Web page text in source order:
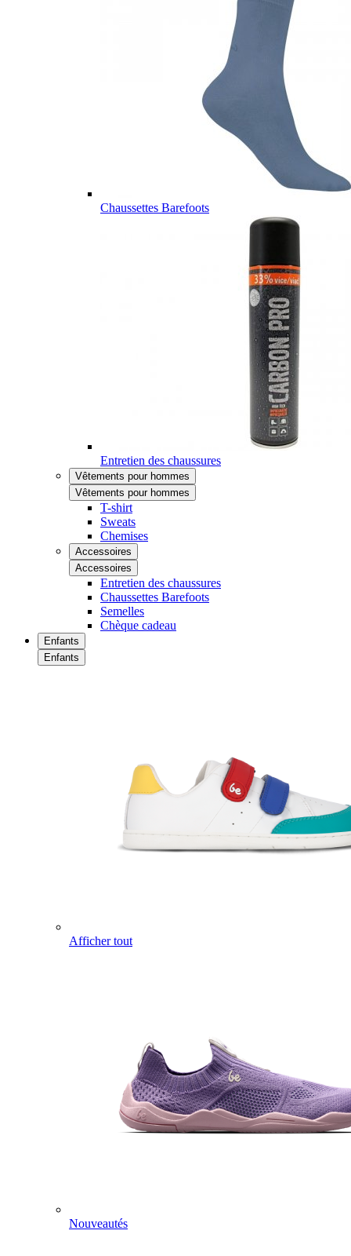
Chaussettes Barefoots
Entretien des chaussures
Vêtements pour hommes
Vêtements pour hommes
T-shirt
Sweats
Chemises
Accessoires
Accessoires
Entretien des chaussures
Chaussettes Barefoots
Semelles
Chèque cadeau
Enfants
Enfants
Afficher tout
Nouveautés